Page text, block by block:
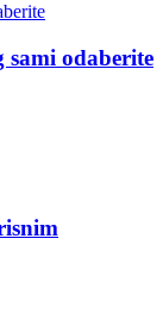
odaberite